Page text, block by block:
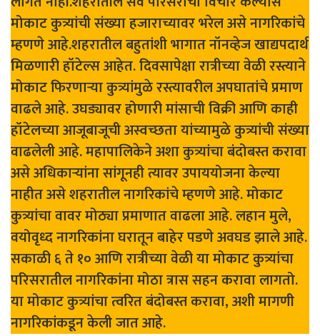
मोकाट कुत्र्यांची संख्या हजाराच्यावर भरेल असे नागरिकांचे
म्हणणे आहे.शहरातील बहुतांशी भागात नॉनव्हेज खाद्यपदार्थ
मिळणारी हॉटेल्स आहेत. दिवसापेक्षा रात्रीच्या वेळी रस्त्याने
मोकाट फिरणाऱ्या कुत्र्यांमुळे रस्त्यावरील अपघातांचे प्रमाण
वाढले आहे. उघड्यावर होणारी मांसाची विक्री आणि काही
हॉटेलच्या आजूबाजूची अस्वच्छता यांच्यामुळे कुत्र्यांची संख्या
वाढलेली आहे. महापालिकेने अशा कुत्र्यांचा बंदोबस्त करावा
असे अधिकाऱ्यांना सांगूनही त्यावर उपाययोजना केल्या
नाहीत असे शहरातील नागरिकांचे म्हणणे आहे. मोकाट
कुत्र्यांचा वावर मोठ्या प्रमाणात वाढला आहे. लहान मुले,
वयोवृध्द नागरिकांना घरातून बाहेर पडणे अवघड झाले आहे.
सकाळी ६ ते १० आणि रात्रीच्या वेळी या मोकाट कुत्र्यांचा
परिसरातील नागरिकांना मोठा त्रास सहन करावा लागतो.
या मोकाट कुत्र्यांचा त्वरित बंदोबस्त करावा, अशी मागणी
नागरिकांकडून केली जात आहे.